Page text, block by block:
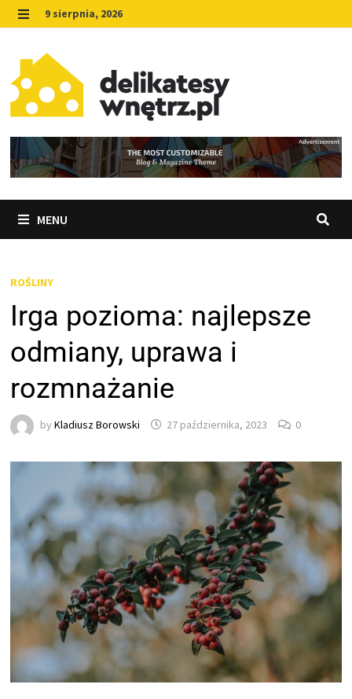
Skip
to
content
MENU
9 sierpnia, 2026
MENU
ROŚLINY
Irga pozioma: najlepsze
odmiany, uprawa i
rozmnażanie
byKladiusz Borowski 27 października, 2023 0